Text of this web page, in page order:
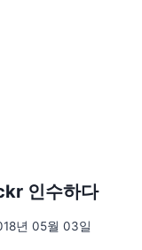
인수하다
년 05월 03일